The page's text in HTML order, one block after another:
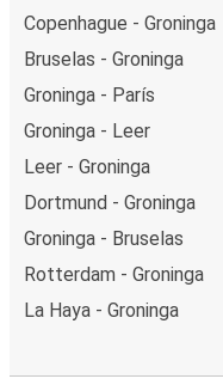
Copenhague - Groninga
Bruselas - Groninga
Groninga - París
Groninga - Leer
Leer - Groninga
Dortmund - Groninga
Groninga - Bruselas
Rotterdam - Groninga
La Haya - Groninga